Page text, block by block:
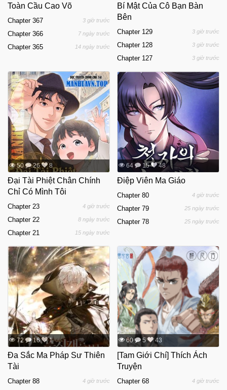
Toàn Cầu Cao Võ
Chapter 367 3 giờ trước
Chapter 366 7 ngày trước
Chapter 365 14 ngày trước
Bí Mật Của Cô Bạn Bàn
Bên
Chapter 129 3 giờ trước
Chapter 128 3 giờ trước
Chapter 127 3 giờ trước
50 26 8
Đại Tài Phiệt Chân Chính
Chỉ Có Mình Tôi
Chapter 23 4 giờ trước
Chapter 22 8 ngày trước
Chapter 21 15 ngày trước
64 15 48
Điệp Viên Ma Giáo
Chapter 80 4 giờ trước
Chapter 79 25 ngày trước
Chapter 78 25 ngày trước
72 16 1
Đa Sắc Ma Pháp Sư Thiên
Tài
Chapter 88 4 giờ trước
60 5 43
[Tam Giới Chí] Thích Ách
Truyện
Chapter 68 4 giờ trước